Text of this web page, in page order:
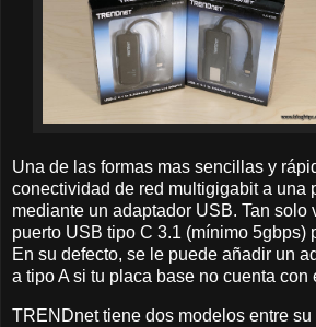
Una de las formas mas sencillas y
conectividad de red multigigabit a una
mediante un adaptador USB. Tan solo
puerto USB tipo C 3.1 (mínimo 5gbps)
En su defecto, se le puede añadir un
a tipo A si tu placa base no cuenta con
TRENDnet tiene dos modelos entre su